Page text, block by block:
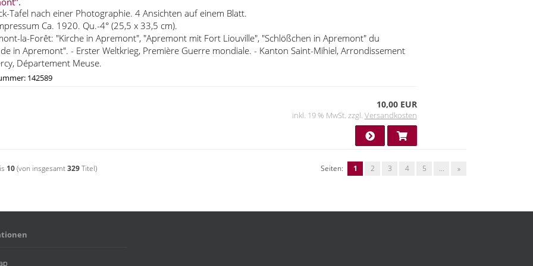
Tafel nach einer Photographie. 4 Ansichten auf einem Blatt.
Ca. 1920. Qu.-4° (25,5 x 33,5 cm).
la-Forêt: "Kirche in Apremont", "Apremont mit Fort Liouville", "Schlößchen in Apremont" du
in Apremont". - Erster Weltkrieg, Première Guerre mondiale. - Kanton Saint-Mihiel, Arrondissement
Département Meuse.
142589
10,00 EUR
inkl. 19 % MwSt. zzgl. Versandkosten
10(von insgesamt329Titel) Seiten: 1 2 3 4 5 ... »